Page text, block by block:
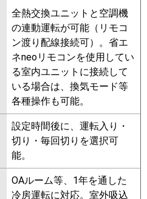
全熱交換ユニットと空調機
の連動運転が可能（リモコ
ン渡り配線接続可）。省エ
ネneoリモコンを使用してい
る室内ユニットに接続して
いる場合は、換気モード等
各種操作も可能。
設定時間後に、運転入り・
切り・毎回切りを選択可
能。
OAルーム等、1年を通した
冷房運転に対応。室外吸込